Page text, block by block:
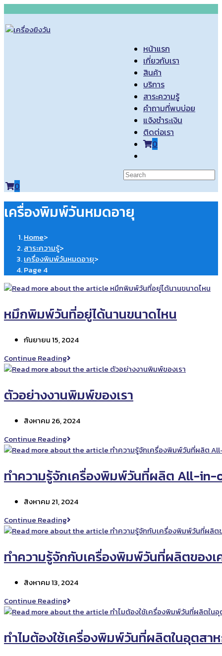
content
หน้าแรก
เกี่ยวกับเรา
สินค้า
บริการ
สาระความรู้
คำถามที่พบบ่อย
แจ้งชำระเงิน
ติดต่อเรา
0
website
search
0
เครื่องพิมพ์วันหมดอายุ
Home>
สาระความรู้>
เครื่องพิมพ์วันหมดอายุ>
Page 4
หมึกพิมพ์วันที่อยู่ได้นานขนาดไหน
Post
กันยายน 15, 2024
Continue Readingหมึก
พิมพ์
ที่
อยู่
นาน
ขนาด
ไหน
ตัวอย่างงานพิมพ์ของเรา
Post
สิงหาคม 26, 2024
Continue Readingตัวอย่าง
งาน
ของ
เรา
ทำความรู้จักเครื่องพิมพ์วันที่ผลิต All-in-
Post
สิงหาคม 21, 2024
Continue Readingทำความ
รู้จัก
วัน
ที่
All-
in-
one
ทำความรู้จักกับเครื่องพิมพ์วันที่ผลิตของเ
Post
สิงหาคม 13, 2024
Continue Readingทำความ
รู้จัก
เครื่องพิมพ์
วัน
ทำไมต้องใช้เครื่องพิมพ์วันที่ผลิตในอุตสา